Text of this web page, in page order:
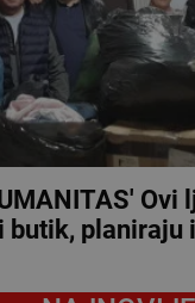
butik, planiraju